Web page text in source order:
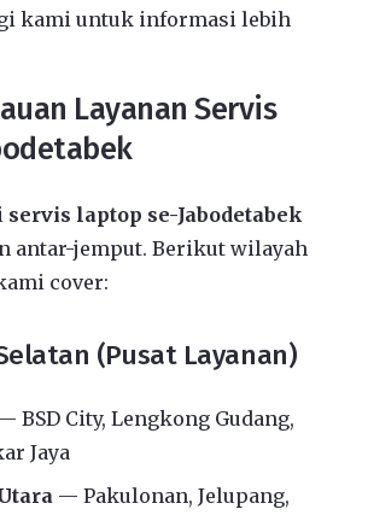
kami untuk informasi lebih
Layanan Servis
servis laptop se-Jabodetabek
antar-jemput. Berikut wilayah
cover:
(Pusat Layanan)
BSD City, Lengkong Gudang,
Jaya
— Pakulonan, Jelupang,